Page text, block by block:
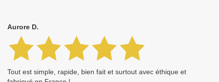
Aurore D.
Tout est simple, rapide, bien fait et surtout avec éthique et